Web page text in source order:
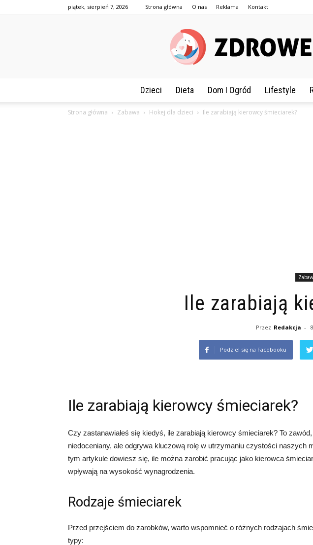
piątek, sierpień 7, 2026 Strona główna O nas Reklama Kontakt
Dzieci Dieta Dom I Ogród Lifestyle
Strona główna Zabawa Hokej dla dzieci Ile zarabiają kierowcy śmieciarek?
Ile zarabiają
Przez Redakcja -
Podziel się na Facebooku
Ile zarabiają kierowcy śmieciarek?
Czy zastanawiałeś się kiedyś, ile zarabiają kierowcy śmieciarek? To
niedoceniany, ale odgrywa kluczową rolę w utrzymaniu czystości naszych
tym artykule dowiesz się, ile można zarobić pracując jako kierowca
wpływają na wysokość wynagrodzenia.
Rodzaje śmieciarek
Przed przejściem do zarobków, warto wspomnieć o różnych rodzajach
typy: